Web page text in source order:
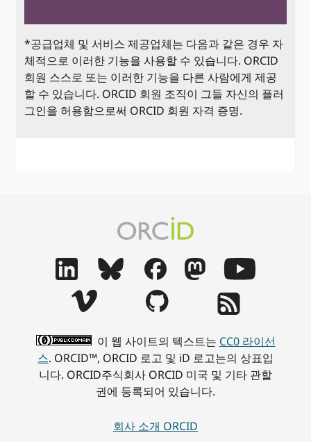
*공급업체 및 서비스 제공업체는 다음과 같은 경우 자
체적으로 이러한 기능을 사용할 수 있습니다. ORCID
회원 스스로 또는 이러한 기능을 다른 사람에게 제공
할 수 있습니다. ORCID 회원 조직이 그들 자신의 플러
그인을 허용함으로써 ORCID 회원 자격 증명.
이 웹 사이트의 텍스트는 CC0 라이선
스. ORCID™, ORCID 로고 및 iD 로고는의 상표입
니다. ORCID주식회사 ORCID 미국 및 기타 관할
권에 등록되어 있습니다.
회사 소개 ORCID